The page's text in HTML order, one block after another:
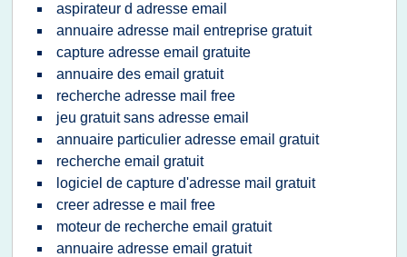
aspirateur d adresse email
annuaire adresse mail entreprise gratuit
capture adresse email gratuite
annuaire des email gratuit
recherche adresse mail free
jeu gratuit sans adresse email
annuaire particulier adresse email gratuit
recherche email gratuit
logiciel de capture d'adresse mail gratuit
creer adresse e mail free
moteur de recherche email gratuit
annuaire adresse email gratuit